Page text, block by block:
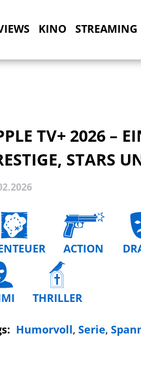
KINO STREAMING
TV+ 2026 –
STARS
ACTION
THRILLER
Humorvoll, Serie,